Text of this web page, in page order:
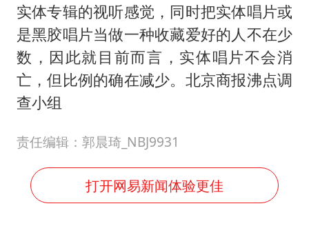
实体专辑的视听感觉，同时把实体唱片或
是黑胶唱片当做一种收藏爱好的人不在少
数，因此就目前而言，实体唱片不会消
亡，但比例的确在减少。北京商报沸点调
查小组
责任编辑：郭晨琦_NBJ9931
打开网易新闻体验更佳